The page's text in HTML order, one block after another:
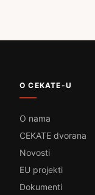
O CEKATE-U
O nama
CEKATE dvorana
Novosti
EU projekti
Dokumenti